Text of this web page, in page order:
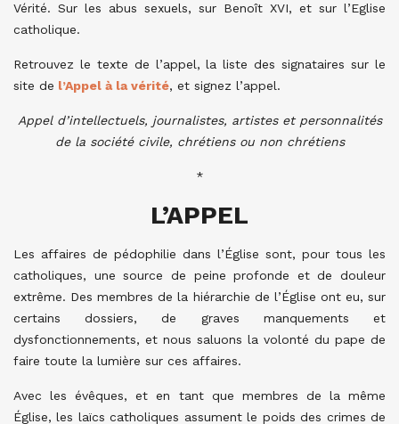
Vérité. Sur les abus sexuels, sur Benoît XVI, et sur l’Eglise
catholique.
Retrouvez le texte de l’appel, la liste des signataires sur le
site de l’Appel à la vérité, et signez l’appel.
Appel d’intellectuels, journalistes, artistes et personnalités
de la société civile, chrétiens ou non chrétiens
*
L’APPEL
Les affaires de pédophilie dans l’Église sont, pour tous les
catholiques, une source de peine profonde et de douleur
extrême. Des membres de la hiérarchie de l’Église ont eu, sur
certains dossiers, de graves manquements et
dysfonctionnements, et nous saluons la volonté du pape de
faire toute la lumière sur ces affaires.
Avec les évêques, et en tant que membres de la même
Église, les laïcs catholiques assument le poids des crimes de